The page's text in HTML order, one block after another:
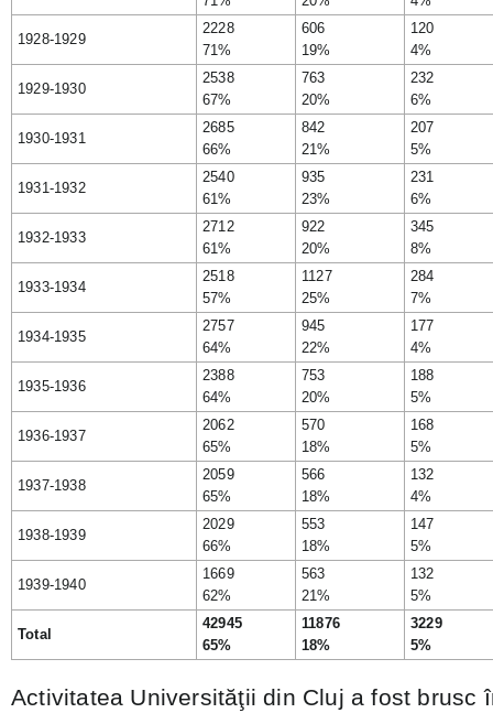
1928-1929
2228
71%
606
19%
120
4%
1929-1930
2538
67%
763
20%
232
6%
1930-1931
2685
66%
842
21%
207
5%
1931-1932
2540
61%
935
23%
231
6%
1932-1933
2712
61%
922
20%
345
8%
1933-1934
2518
57%
1127
25%
284
7%
1934-1935
2757
64%
945
22%
177
4%
1935-1936
2388
64%
753
20%
188
5%
1936-1937
2062
65%
570
18%
168
5%
1937-1938
2059
65%
566
18%
132
4%
1938-1939
2029
66%
553
18%
147
5%
1939-1940
1669
62%
563
21%
132
5%
Total
42945
65%
11876
18%
3229
5%
Activitatea Universităţii din Cluj a fost brusc